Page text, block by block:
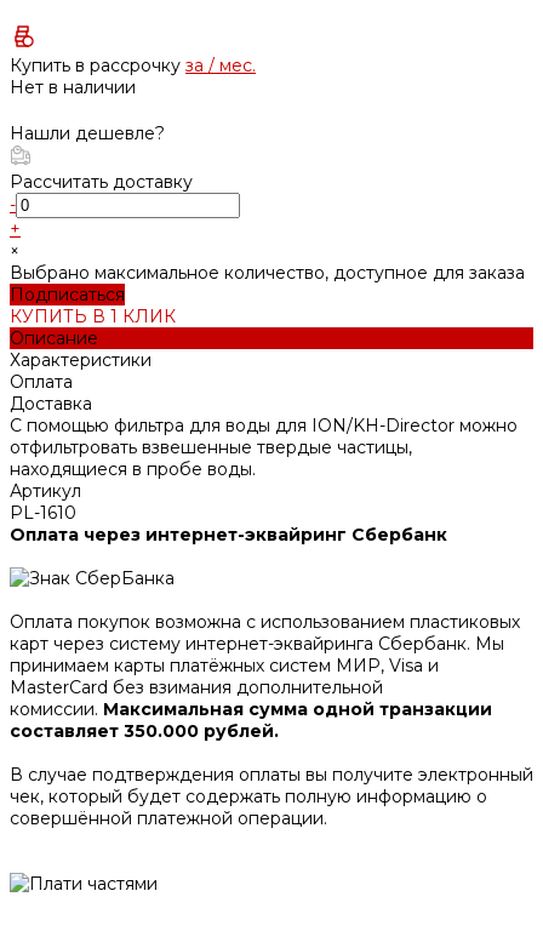
Купить в рассрочку за / мес.
Нет в наличии
Нашли дешевле?
Рассчитать доставку
-
+
×
Выбрано максимальное количество, доступное для заказа
Подписаться
КУПИТЬ В 1 КЛИК
Описание
Характеристики
Оплата
Доставка
С помощью фильтра для воды для ION/KH-Director можно
отфильтровать взвешенные твердые частицы,
находящиеся в пробе воды.
Артикул
PL-1610
Оплата через интернет-эквайринг Сбербанк
Оплата покупок возможна с использованием пластиковых
карт через систему интернет-эквайринга Сбербанк. Мы
принимаем карты платёжных систем МИР, Visa и
MasterCard без взимания дополнительной
комиссии. Максимальная сумма одной транзакции
составляет 350.000 рублей.
В случае подтверждения оплаты вы получите электронный
чек, который будет содержать полную информацию о
совершённой платежной операции.